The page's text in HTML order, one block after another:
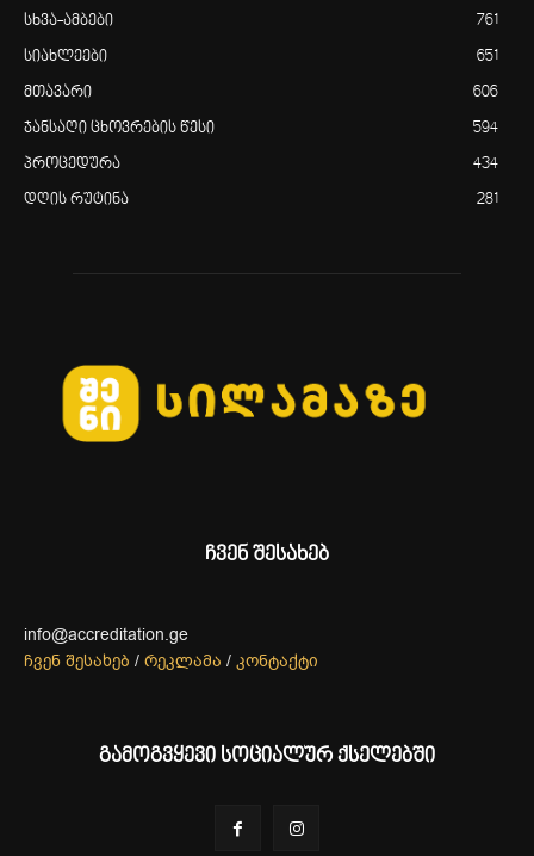
სხვა-ამბები 761
სიახლეები 651
მთავარი 606
ჯანსაღი ცხოვრების წესი 594
პროცედურა 434
დღის რუტინა 281
ჩვენ შესახებ
info@accreditation.ge
ჩვენ შესახებ / რეკლამა / კონტაქტი
გამოგვყევი სოციალურ ქსელებში